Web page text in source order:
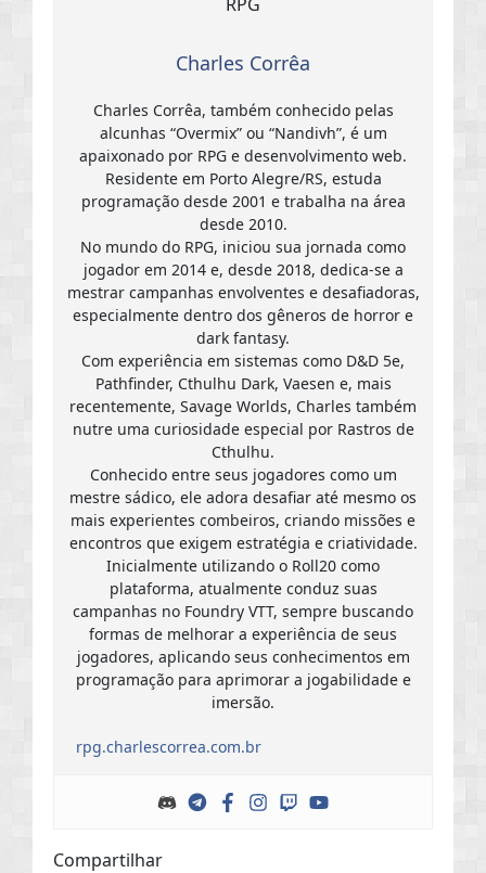
Charles Corrêa
Charles Corrêa, também conhecido pelas
alcunhas “Overmix” ou “Nandivh”, é um
apaixonado por RPG e desenvolvimento web.
Residente em Porto Alegre/RS, estuda
programação desde 2001 e trabalha na área
desde 2010.
No mundo do RPG, iniciou sua jornada como
jogador em 2014 e, desde 2018, dedica-se a
mestrar campanhas envolventes e desafiadoras,
especialmente dentro dos gêneros de horror e
dark fantasy.
Com experiência em sistemas como D&D 5e,
Pathfinder, Cthulhu Dark, Vaesen e, mais
recentemente, Savage Worlds, Charles também
nutre uma curiosidade especial por Rastros de
Cthulhu.
Conhecido entre seus jogadores como um
mestre sádico, ele adora desafiar até mesmo os
mais experientes combeiros, criando missões e
encontros que exigem estratégia e criatividade.
Inicialmente utilizando o Roll20 como
plataforma, atualmente conduz suas
campanhas no Foundry VTT, sempre buscando
formas de melhorar a experiência de seus
jogadores, aplicando seus conhecimentos em
programação para aprimorar a jogabilidade e
imersão.
rpg.charlescorrea.com.br
Compartilhar